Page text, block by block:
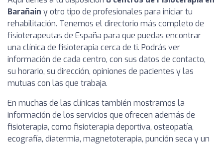
Barañain y otro tipo de profesionales para iniciar tu
rehabilitación. Tenemos el directorio más completo de
fisioterapeutas de España para que puedas encontrar
una clínica de fisioterapia cerca de ti. Podrás ver
información de cada centro, con sus datos de contacto,
su horario, su dirección, opiniones de pacientes y las
mutuas con las que trabaja.
En muchas de las clínicas también mostramos la
información de los servicios que ofrecen además de
fisioterapia, como fisioterapia deportiva, osteopatía,
ecografía, diatermia, magnetoterapia, punción seca y un